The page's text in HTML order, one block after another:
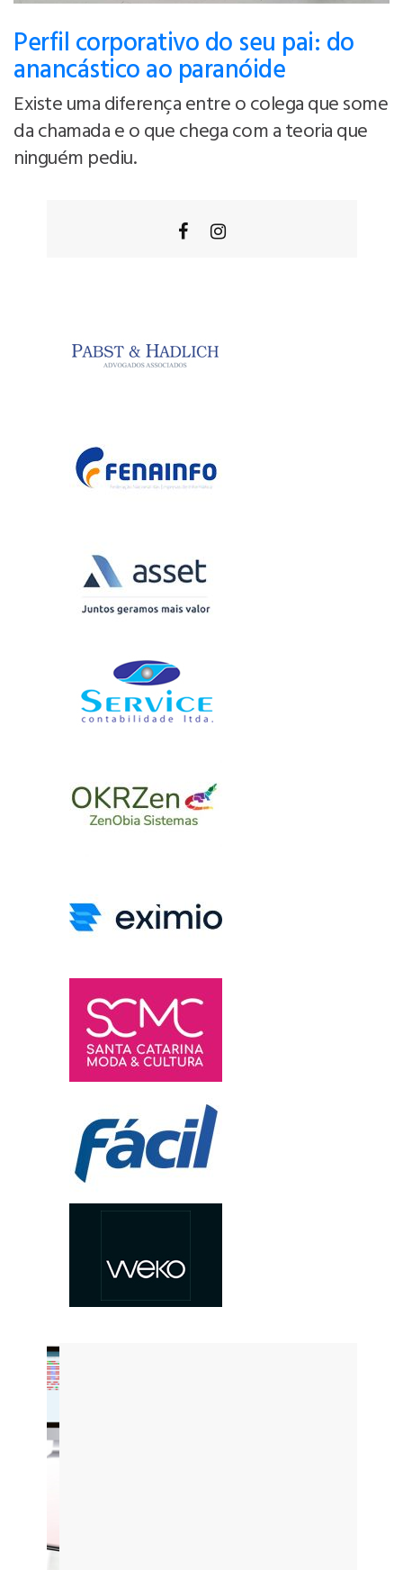
Perfil corporativo do seu pai: do
anancástico ao paranóide
Existe uma diferença entre o colega que some
da chamada e o que chega com a teoria que
ninguém pediu.